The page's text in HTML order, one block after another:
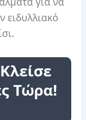
ειδυλλιακό
Τώρα!